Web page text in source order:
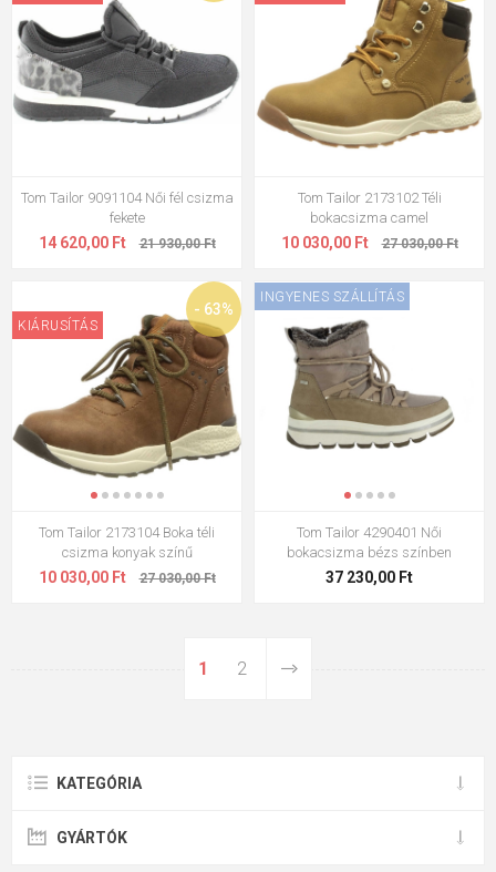
Tom Tailor 9091104 Női fél csizma
fekete
14 620,00 Ft 21 930,00 Ft
Tom Tailor 2173102 Téli
bokacsizma camel
10 030,00 Ft 27 030,00 Ft
- 63%
KIÁRUSÍTÁS
Tom Tailor 2173104 Boka téli
csizma konyak színű
10 030,00 Ft 27 030,00 Ft
INGYENES SZÁLLÍTÁS
Tom Tailor 4290401 Női
bokacsizma bézs színben
37 230,00 Ft
1 2
KATEGÓRIA
GYÁRTÓK